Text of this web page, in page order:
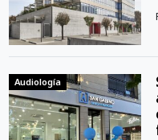
Audiología